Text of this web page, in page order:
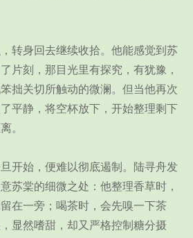
身回去继续收拾。他能感觉到苏
片刻，那目光里有探究，有犹豫，
拙关切所触动的微澜。但当他再次
平静，将空杯放下，开始整理剩下
。
始，便难以彻底遏制。陆寻舟发
苏棠的细微之处：他整理香草时，
在一旁；喝茶时，会先嗅一下茶
显然嗜甜，却又严格控制糖分摄